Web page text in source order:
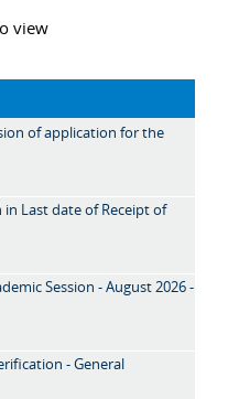
view
of application for the
Last date of Receipt of
Session - August 2026 -
- General